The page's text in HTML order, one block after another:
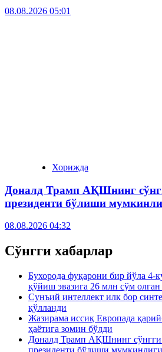
08.08.2026 05:01
Хорижда
Доналд Трамп АҚШнинг
президенти бўлиши
08.08.2026 04:32
Сўнгги хабарлар
Бухорода фуқарони бир йўла 4-
қўйиш эвазига 26 млн сўм
Сунъий интеллект илк бор
қўлланди
Жазирама иссиқ Европада
ҳаётига зомин бўлди
Доналд Трамп АҚШнинг сўнгги